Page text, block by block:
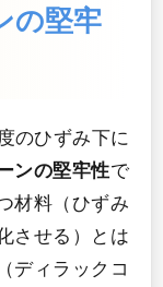
の堅牢
のひずみ下に
ンの堅牢性で
材料（ひずみ
させる）とは
ディラックコ